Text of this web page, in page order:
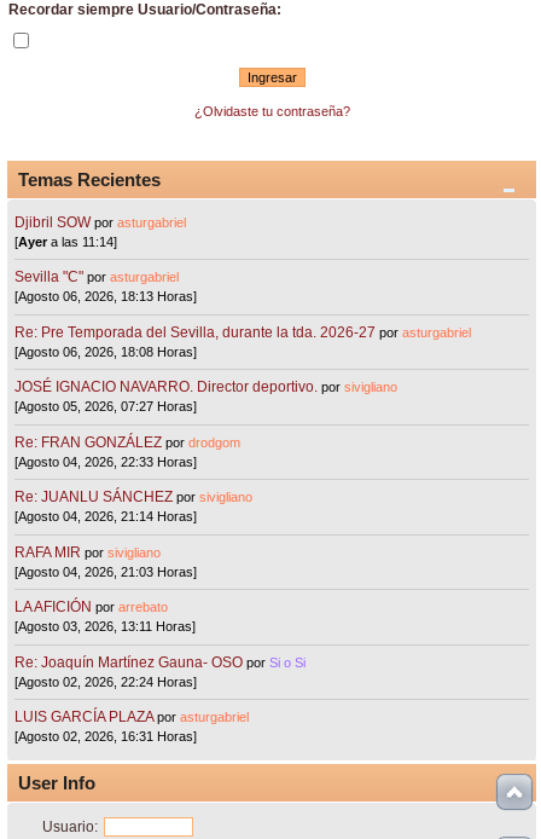
Recordar siempre Usuario/Contraseña:
¿Olvidaste tu contraseña?
Temas Recientes
Djibril SOW porasturgabriel
[Ayera las 11:14]
Sevilla "C"porasturgabriel
[Agosto 06, 2026, 18:13 Horas]
Re: Pre Temporada del Sevilla, durante la tda. 2026-27 porasturgabriel
[Agosto 06, 2026, 18:08 Horas]
JOSÉ IGNACIO NAVARRO. Director deportivo. porsivigliano
[Agosto 05, 2026, 07:27 Horas]
Re: FRAN GONZÁLEZ pordrodgom
[Agosto 04, 2026, 22:33 Horas]
Re: JUANLU SÁNCHEZ porsivigliano
[Agosto 04, 2026, 21:14 Horas]
RAFA MIR porsivigliano
[Agosto 04, 2026, 21:03 Horas]
LA AFICIÓN porarrebato
[Agosto 03, 2026, 13:11 Horas]
Re: Joaquín Martínez Gauna- OSO porSi o Si
[Agosto 02, 2026, 22:24 Horas]
LUIS GARCÍA PLAZA porasturgabriel
[Agosto 02, 2026, 16:31 Horas]
User Info
Usuario: